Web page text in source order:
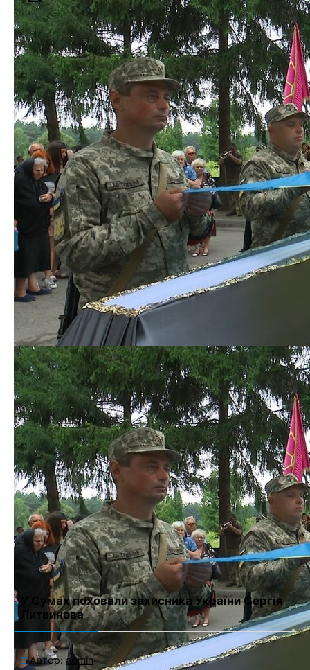
Авторка — Катерина Іваненко
[ad_2]
Источник:0542.ua
ᐈ ГДЗ Природознавство 1
клас Грущинська відповіді
скачати, читати онлайн
Предыдущая запись
ᐈ ГДЗ Лабораторні та
практичні роботи хімія 11
клас відповіді скачати,
читати онлайн
Следующая запись
Добавить комментарий
Ваш адрес email не будет опубликован.
поля помечены*
Комментарий*
Имя * Email* Сайт
Сохранить моё имя, email и адрес сайта в этом браузере для
последующих моих комментариев.
У Сумах поховали захисника України Сергія
Литвинова
Автор: admin